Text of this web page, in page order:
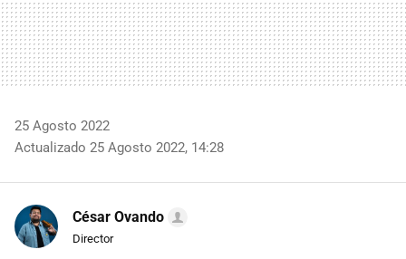
25 Agosto 2022
Actualizado 25 Agosto 2022, 14:28
César Ovando
Director